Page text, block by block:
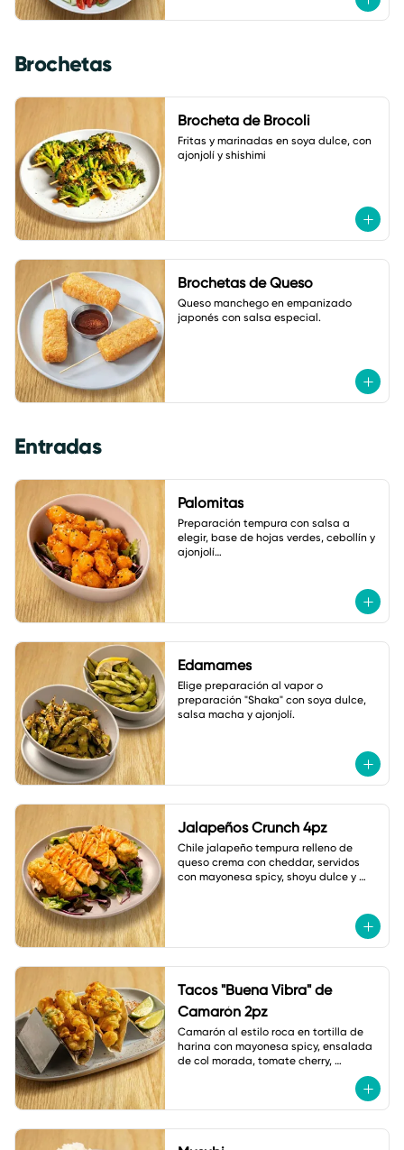
Brochetas
Brocheta de Brocoli
Fritas y marinadas en soya dulce, con
ajonjolí y shishimi
Brochetas de Queso
Queso manchego en empanizado
japonés con salsa especial.
Entradas
Palomitas
Preparación tempura con salsa a
elegir, base de hojas verdes, cebollín y
ajonjolí
Edamames
Elige preparación al vapor o
preparación "Shaka" con soya dulce,
salsa macha y ajonjolí.
Jalapeños Crunch 4pz
Chile jalapeño tempura relleno de
queso crema con cheddar, servidos
con mayonesa spicy, shoyu dulce y
Tacos "Buena Vibra" de
Camarón 2pz
Camarón al estilo roca en tortilla de
harina con mayonesa spicy, ensalada
de col morada, tomate cherry,
jalapeño tempura, cebollín y shichimi.